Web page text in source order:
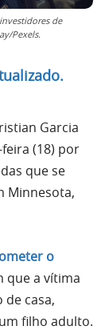
de
Pexels.
Garcia
(18) por
que se
Minnesota,
o
que a vítima
casa,
filho adulto.